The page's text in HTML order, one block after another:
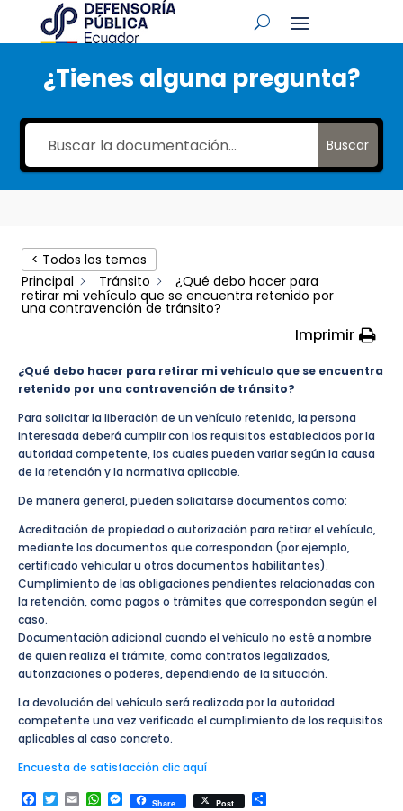
¿Tienes alguna pregunta?
Buscar
< Todos los temas
Principal
Tránsito
¿Qué debo hacer para
retirar mi vehículo que se encuentra retenido por
una contravención de tránsito?
Imprimir
¿Qué debo hacer para retirar mi vehículo que se encuentra
retenido por una contravención de tránsito?
Para solicitar la liberación de un vehículo retenido, la persona
interesada deberá cumplir con los requisitos establecidos por la
autoridad competente, los cuales pueden variar según la causa
de la retención y la normativa aplicable.
De manera general, pueden solicitarse documentos como:
Acreditación de propiedad o autorización para retirar el vehículo,
mediante los documentos que correspondan (por ejemplo,
certificado vehicular u otros documentos habilitantes).
Cumplimiento de las obligaciones pendientes relacionadas con
la retención, como pagos o trámites que correspondan según el
caso.
Documentación adicional cuando el vehículo no esté a nombre
de quien realiza el trámite, como contratos legalizados,
autorizaciones o poderes, dependiendo de la situación.
La devolución del vehículo será realizada por la autoridad
competente una vez verificado el cumplimiento de los requisitos
aplicables al caso concreto.
Encuesta de satisfacción clic aquí
Facebook
Twitter
EmailWhatsApp
Messenger
Share Post